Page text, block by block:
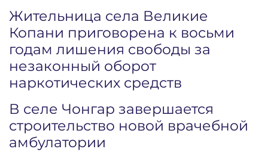
Жительница села Великие
Копани приговорена к восьми
годам лишения свободы за
незаконный оборот
наркотических средств
В селе Чонгар завершается
строительство новой врачебной
амбулатории